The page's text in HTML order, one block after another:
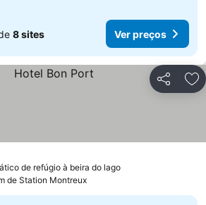
8 sites Ver preços
Partilhar
de refúgio à beira do lago
de Station Montreux